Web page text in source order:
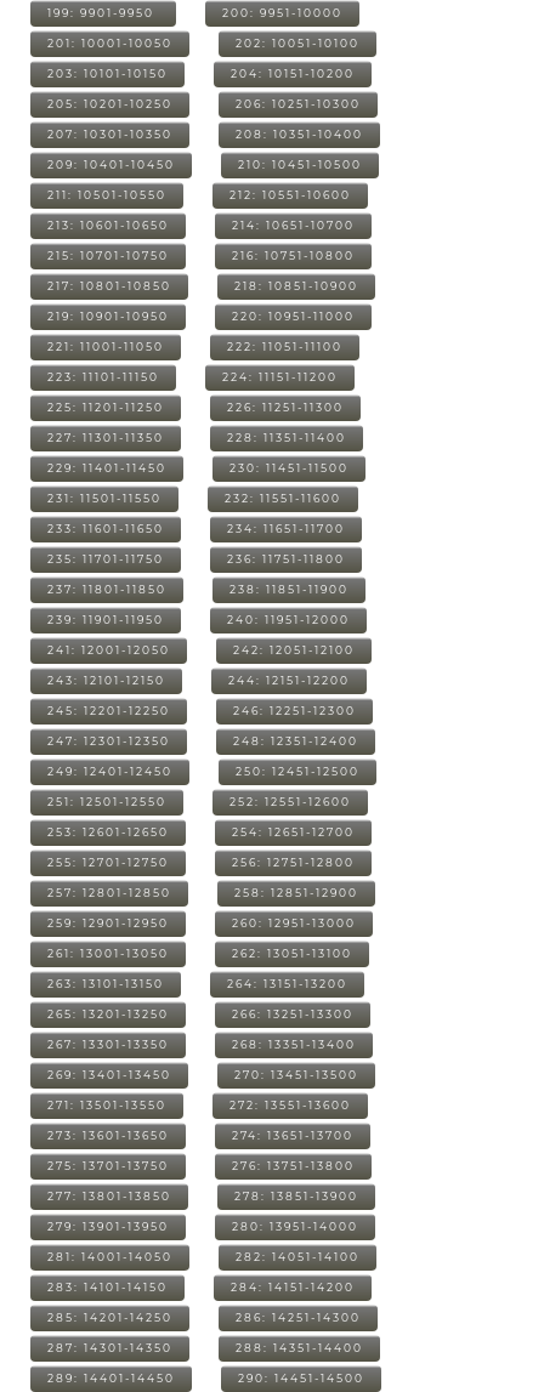
199: 9901-9950 200: 9951-10000
201: 10001-10050 202: 10051-10100
203: 10101-10150 204: 10151-10200
205: 10201-10250 206: 10251-10300
207: 10301-10350 208: 10351-10400
209: 10401-10450 210: 10451-10500
211: 10501-10550 212: 10551-10600
213: 10601-10650 214: 10651-10700
215: 10701-10750 216: 10751-10800
217: 10801-10850 218: 10851-10900
219: 10901-10950 220: 10951-11000
221: 11001-11050 222: 11051-11100
223: 11101-11150 224: 11151-11200
225: 11201-11250 226: 11251-11300
227: 11301-11350 228: 11351-11400
229: 11401-11450 230: 11451-11500
231: 11501-11550 232: 11551-11600
233: 11601-11650 234: 11651-11700
235: 11701-11750 236: 11751-11800
237: 11801-11850 238: 11851-11900
239: 11901-11950 240: 11951-12000
241: 12001-12050 242: 12051-12100
243: 12101-12150 244: 12151-12200
245: 12201-12250 246: 12251-12300
247: 12301-12350 248: 12351-12400
249: 12401-12450 250: 12451-12500
251: 12501-12550 252: 12551-12600
253: 12601-12650 254: 12651-12700
255: 12701-12750 256: 12751-12800
257: 12801-12850 258: 12851-12900
259: 12901-12950 260: 12951-13000
261: 13001-13050 262: 13051-13100
263: 13101-13150 264: 13151-13200
265: 13201-13250 266: 13251-13300
267: 13301-13350 268: 13351-13400
269: 13401-13450 270: 13451-13500
271: 13501-13550 272: 13551-13600
273: 13601-13650 274: 13651-13700
275: 13701-13750 276: 13751-13800
277: 13801-13850 278: 13851-13900
279: 13901-13950 280: 13951-14000
281: 14001-14050 282: 14051-14100
283: 14101-14150 284: 14151-14200
285: 14201-14250 286: 14251-14300
287: 14301-14350 288: 14351-14400
289: 14401-14450 290: 14451-14500